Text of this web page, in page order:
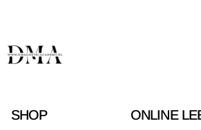
SHOP ONLINE